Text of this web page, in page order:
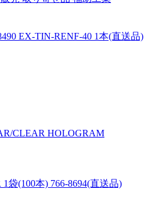
EX-TIN-RENF-40 1本(直送品)
CLEAR HOLOGRAM
袋(100本) 766-8694(直送品)